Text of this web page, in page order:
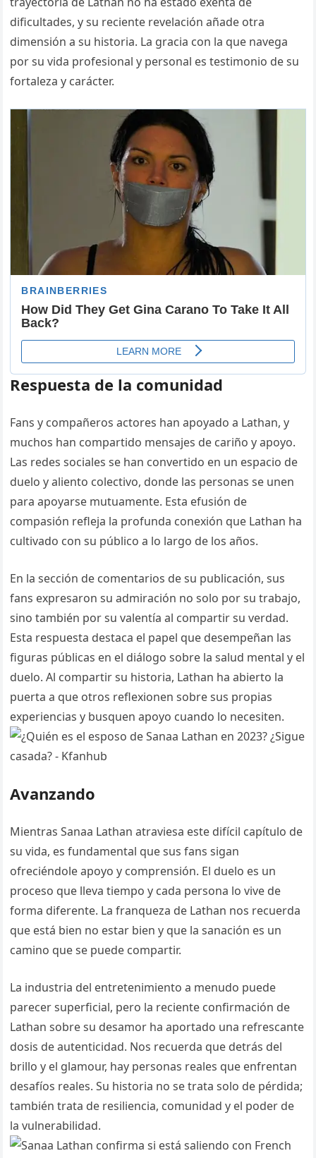
dificultades, y su reciente revelación añade otra
dimensión a su historia. La gracia con la que navega
por su vida profesional y personal es testimonio de su
fortaleza y carácter.
Respuesta de la comunidad
Fans y compañeros actores han apoyado a Lathan, y
muchos han compartido mensajes de cariño y apoyo.
Las redes sociales se han convertido en un espacio de
duelo y aliento colectivo, donde las personas se unen
para apoyarse mutuamente. Esta efusión de
compasión refleja la profunda conexión que Lathan ha
cultivado con su público a lo largo de los años.
En la sección de comentarios de su publicación, sus
fans expresaron su admiración no solo por su trabajo,
sino también por su valentía al compartir su verdad.
Esta respuesta destaca el papel que desempeñan las
figuras públicas en el diálogo sobre la salud mental y el
duelo. Al compartir su historia, Lathan ha abierto la
puerta a que otros reflexionen sobre sus propias
experiencias y busquen apoyo cuando lo necesiten.
Avanzando
Mientras Sanaa Lathan atraviesa este difícil capítulo de
su vida, es fundamental que sus fans sigan
ofreciéndole apoyo y comprensión. El duelo es un
proceso que lleva tiempo y cada persona lo vive de
forma diferente. La franqueza de Lathan nos recuerda
que está bien no estar bien y que la sanación es un
camino que se puede compartir.
La industria del entretenimiento a menudo puede
parecer superficial, pero la reciente confirmación de
Lathan sobre su desamor ha aportado una refrescante
dosis de autenticidad. Nos recuerda que detrás del
brillo y el glamour, hay personas reales que enfrentan
desafíos reales. Su historia no se trata solo de pérdida;
también trata de resiliencia, comunidad y el poder de
la vulnerabilidad.